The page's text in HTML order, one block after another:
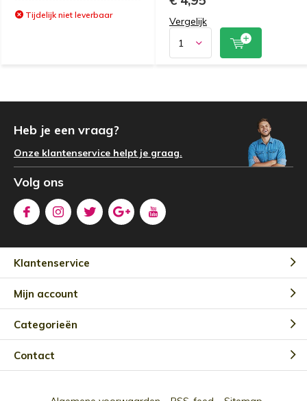
Tijdelijk niet leverbaar
Vergelijk
Heb je een vraag?
Onze klantenservice helpt je graag.
Volg ons
Klantenservice
Mijn account
Categorieën
Contact